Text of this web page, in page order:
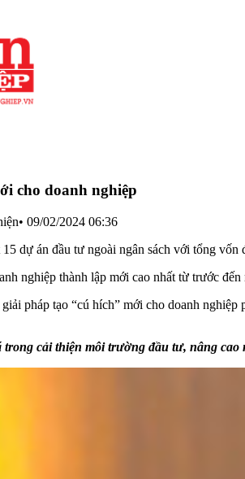
cho doanh nghiệp
• 09/02/2024 06:36
dự án đầu tư ngoài ngân sách với tổng
nghiệp thành lập mới cao nhất từ trước
pháp tạo “cú hích” mới cho doanh
trong cải thiện môi trường đầu tư, nâng